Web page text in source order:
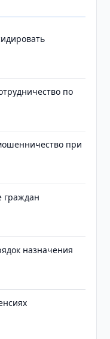
по
при
граждан
назначения